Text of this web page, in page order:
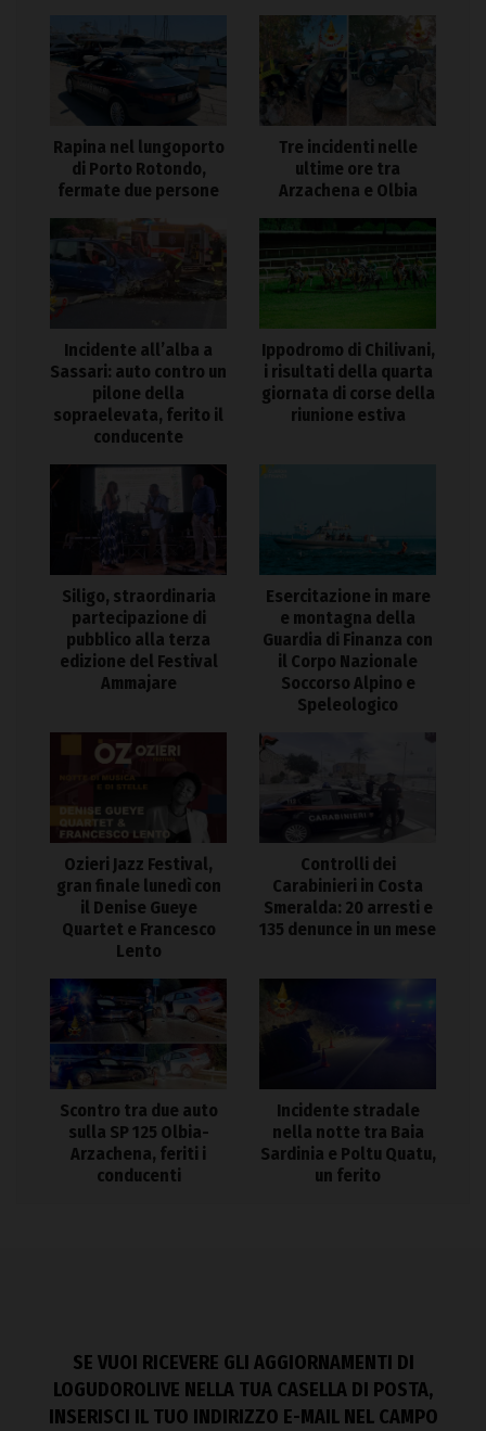
Rapina nel lungoporto
di Porto Rotondo,
fermate due persone
Tre incidenti nelle
ultime ore tra
Arzachena e Olbia
Incidente all’alba a
Sassari: auto contro un
pilone della
sopraelevata, ferito il
conducente
Ippodromo di Chilivani,
i risultati della quarta
giornata di corse della
riunione estiva
Siligo, straordinaria
partecipazione di
pubblico alla terza
edizione del Festival
Ammajare
Esercitazione in mare
e montagna della
Guardia di Finanza con
il Corpo Nazionale
Soccorso Alpino e
Speleologico
Ozieri Jazz Festival,
gran finale lunedì con
il Denise Gueye
Quartet e Francesco
Lento
Controlli dei
Carabinieri in Costa
Smeralda: 20 arresti e
135 denunce in un mese
Scontro tra due auto
sulla SP 125 Olbia-
Arzachena, feriti i
conducenti
Incidente stradale
nella notte tra Baia
Sardinia e Poltu Quatu,
un ferito
SE VUOI RICEVERE GLI AGGIORNAMENTI DI
LOGUDOROLIVE NELLA TUA CASELLA DI POSTA,
INSERISCI IL TUO INDIRIZZO E-MAIL NEL CAMPO